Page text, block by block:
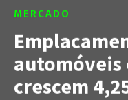
MERCADO
automóveis
crescem